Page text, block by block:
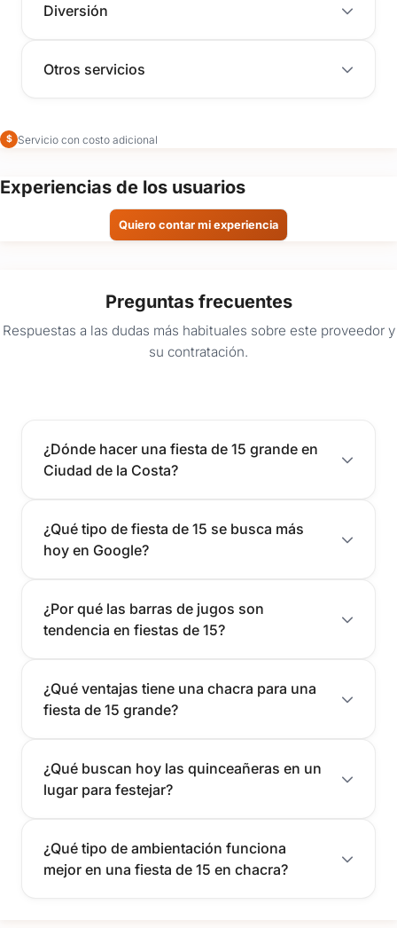
Diversión
Otros servicios
$ Servicio con costo adicional
Experiencias de los usuarios
Quiero contar mi experiencia
Preguntas frecuentes
Respuestas a las dudas más habituales sobre este proveedor y
su contratación.
¿Dónde hacer una fiesta de 15 grande en
Ciudad de la Costa?
¿Qué tipo de fiesta de 15 se busca más
hoy en Google?
¿Por qué las barras de jugos son
tendencia en fiestas de 15?
¿Qué ventajas tiene una chacra para una
fiesta de 15 grande?
¿Qué buscan hoy las quinceañeras en un
lugar para festejar?
¿Qué tipo de ambientación funciona
mejor en una fiesta de 15 en chacra?